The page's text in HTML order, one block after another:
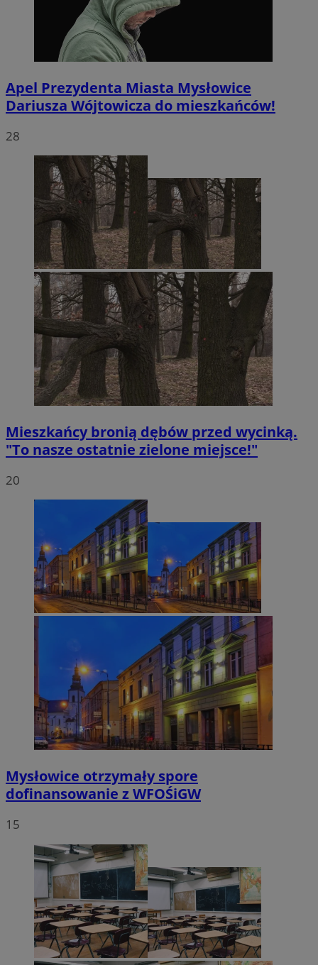
Apel Prezydenta Miasta Mysłowice
Dariusza Wójtowicza do mieszkańców!
28
Mieszkańcy bronią dębów przed wycinką.
"To nasze ostatnie zielone miejsce!"
20
Mysłowice otrzymały spore
dofinansowanie z WFOŚiGW
15